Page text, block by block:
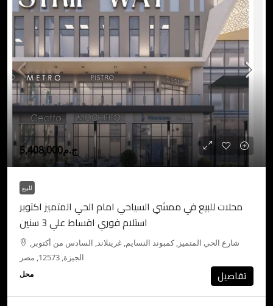
ج.م5,408,000
للبيع
محلات للبيع في ممشي السياحي امام الحي المتميز اكتوبر
استلام فوري اقساط علي 3 سنين
شارع الحي المتميز, كمبوند النسايم, غرينلاند, السادس من أكتوبر,
الجيزة, 12573, مصر
محل تفاصيل